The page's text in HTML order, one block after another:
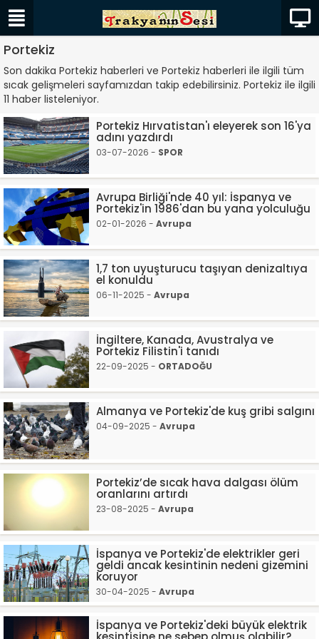
Portekiz
Son dakika Portekiz haberleri ve Portekiz haberleri ile ilgili tüm
sıcak gelişmeleri sayfamızdan takip edebilirsiniz. Portekiz ile ilgili
11 haber listeleniyor.
Portekiz Hırvatistan'ı eleyerek son 16'ya
adını yazdırdı
03-07-2026 - SPOR
Avrupa Birliği'nde 40 yıl: İspanya ve
Portekiz'in 1986'dan bu yana yolculuğu
02-01-2026 - Avrupa
1,7 ton uyuşturucu taşıyan denizaltıya
el konuldu
06-11-2025 - Avrupa
İngiltere, Kanada, Avustralya ve
Portekiz Filistin'i tanıdı
22-09-2025 - ORTADOĞU
Almanya ve Portekiz'de kuş gribi salgını
04-09-2025 - Avrupa
Portekiz’de sıcak hava dalgası ölüm
oranlarını artırdı
23-08-2025 - Avrupa
İspanya ve Portekiz'de elektrikler geri
geldi ancak kesintinin nedeni gizemini
koruyor
30-04-2025 - Avrupa
İspanya ve Portekiz'deki büyük elektrik